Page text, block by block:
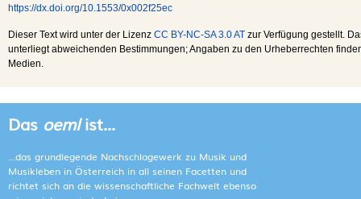
https://dx.doi.org/10.1553/0x002f25ec
Dieser Text wird unter der Lizenz CC BY-NC-SA 3.0 AT zur Verfügung gestellt.
unterliegt abweichenden Bestimmungen; Angaben zu den Urheberrechten
Medien.
Das oemlist...
...das grundlegende Nachschlagewerk zu Musik und
Musikleben in Österreich in all seinen Facetten und
richtet sich an die wissenschaftliche Fachwelt ebenso